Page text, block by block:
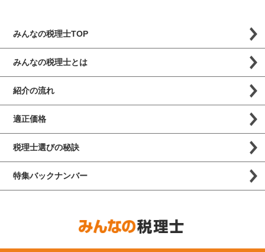
みんなの税理士TOP
みんなの税理士とは
紹介の流れ
適正価格
税理士選びの秘訣
特集バックナンバー